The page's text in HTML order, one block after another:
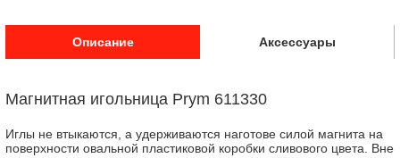
Описание Аксессуары
Магнитная игольница Prym 611330
Иглы не втыкаются, а удерживаются наготове силой магнита на
поверхности овальной пластиковой коробки сливового цвета. Вне